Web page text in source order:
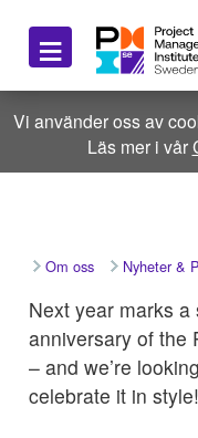
≡
Vi använder oss av
Läs mer i vår
Om oss Nyheter &
Next year marks
anniversary of the
– and we’re
celebrate it in